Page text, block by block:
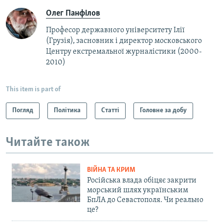
Олег Панфілов
Професор державного університету Ілії
(Грузія), засновник і директор московського
Центру екстремальної журналістики (2000-
2010)
This item is part of
Погляд Політика Статті Головне за добу
Читайте також
ВІЙНА ТА КРИМ
Російська влада обіцяє закрити
морський шлях українським
БпЛА до Севастополя. Чи реально
це?